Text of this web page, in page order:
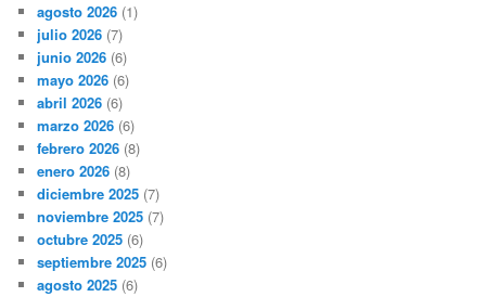
agosto 2026 (1)
julio 2026 (7)
junio 2026 (6)
mayo 2026 (6)
abril 2026 (6)
marzo 2026 (6)
febrero 2026 (8)
enero 2026 (8)
diciembre 2025 (7)
noviembre 2025 (7)
octubre 2025 (6)
septiembre 2025 (6)
agosto 2025 (6)